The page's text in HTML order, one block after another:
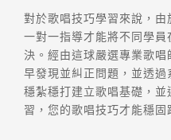
對於歌唱技巧學習來說，
一對一指導才能將不同學
決。經由這球嚴選專業歌
早發現並糾正問題，並透
穩紮穩打建立歌唱基礎，
習，您的歌唱技巧才能穩固